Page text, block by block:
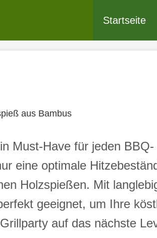
Startseite
aus Bambus
Must-Have für jeden BBQ-
eine optimale
Holzspießen. Mit
geeignet, um Ihre
auf das nächste